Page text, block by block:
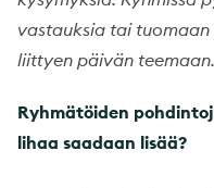
vastauksia tai
liittyen päivän teemaan.
Ryhmätöiden
lihaa saadaan lisää?